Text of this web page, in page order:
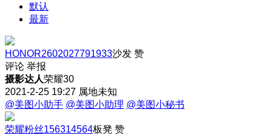
默认
最新
HONOR2602027791933沙发 赞
评论 举报
摄影达人荣耀30
2021-2-25 19:27 属地未知
@美图小助手 @美图小助理 @美图小秘书
荣耀粉丝156314564板凳 赞